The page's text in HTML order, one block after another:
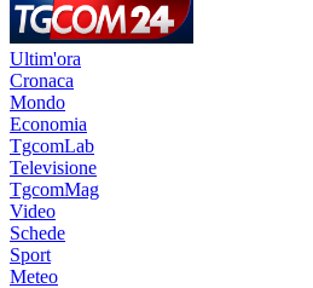
Ultim'ora
Cronaca
Mondo
Economia
TgcomLab
Televisione
TgcomMag
Video
Schede
Sport
Meteo